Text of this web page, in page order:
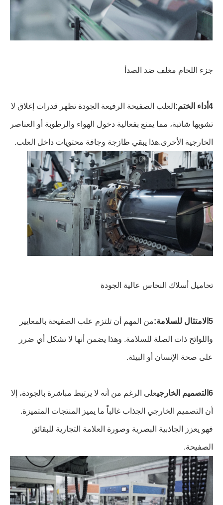
جزء اللحام مغلف ضد الصدأ
4أداء الختم: العلب الصفيحة الرفيعة الجودة تظهر قدرات إغلاق لا
تشوبها شائبة، مما يمنع بفعالية دخول الهواء والرطوبة أو العناصر
الخارجية الأخرى.هذا يبقي طازجة وجافة محتويات داخل العلب.
تحاميل أسلاك النحاس عالية الجودة‬
5الامتثال للسلامة: من المهم أن تلتزم علب الصفيحة بالمعايير
واللوائح ذات الصلة للسلامة. وهذا يضمن أنها لا تشكل أي ضرر
على صحة الإنسان أو البيئة.
6التصميم الخارجي على الرغم من أنه لا يرتبط مباشرة بالجودة، إلا
أن التصميم الخارجي الجذاب غالباً ما يميز المنتجات المتميزة.
فهو يعزز الجاذبية البصرية وصورة العلامة التجارية للبقائق
الصفيحة.